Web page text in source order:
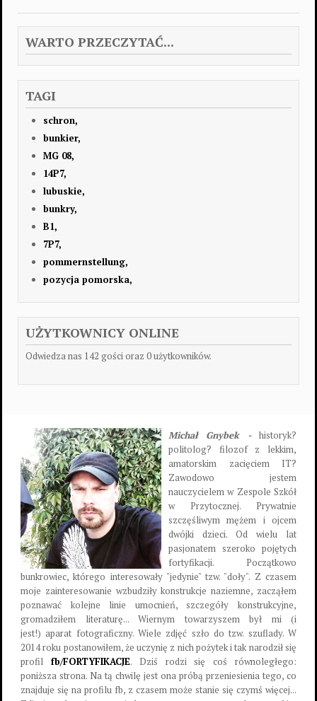
WARTO PRZECZYTAĆ...
TAGI
schron,
bunkier,
MG 08,
14P7,
lubuskie,
bunkry,
B1,
7P7,
pommernstellung,
pozycja pomorska,
UŻYTKOWNICY ONLINE
Odwiedza nas 142 gości oraz 0 użytkowników.
Michał Gnybek - historyk?
politolog? filozof z lekkim,
amatorskim zacięciem IT?
Zawodowo jestem
nauczycielem w Zespole Szkół
w Przytocznej. Prywatnie
szczęśliwym mężem i ojcem
dwójki dzieci. Od wielu lat
pasjonatem szeroko pojętych
fortyfikacji. Początkowo
bunkrowiec, którego interesowały "jedynie" tzw. "doły". Z czasem
moje zainteresowanie wzbudziły konstrukcje naziemne, zacząłem
poznawać kolejne linie umocnień, szczegóły konstrukcyjne,
gromadziłem literaturę... Wiernym towarzyszem był mi (i
jest!) aparat fotograficzny. Wiele zdjęć szło do tzw. szuflady. W
2014 roku postanowiłem, że uczynię z nich pożytek i tak narodził się
profil fb/FORTYFIKACJE. Dziś rodzi się coś równoległego:
poniższa strona. Na tą chwilę jest ona próbą przeniesienia tego, co
znajduje się na profilu fb, z czasem może stanie się czymś więcej...